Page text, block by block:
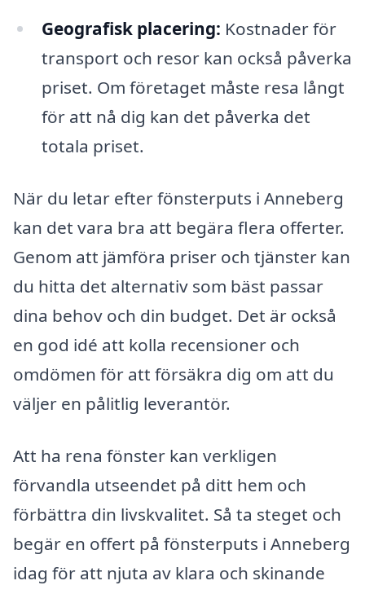
Geografisk placering: Kostnader för
transport och resor kan också påverka
priset. Om företaget måste resa långt
för att nå dig kan det påverka det
totala priset.
När du letar efter fönsterputs i Anneberg
kan det vara bra att begära flera offerter.
Genom att jämföra priser och tjänster kan
du hitta det alternativ som bäst passar
dina behov och din budget. Det är också
en god idé att kolla recensioner och
omdömen för att försäkra dig om att du
väljer en pålitlig leverantör.
Att ha rena fönster kan verkligen
förvandla utseendet på ditt hem och
förbättra din livskvalitet. Så ta steget och
begär en offert på fönsterputs i Anneberg
idag för att njuta av klara och skinande